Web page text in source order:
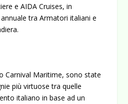
e AIDA Cruises, in
tra Armatori italiani e
Carnival Maritime, sono state
più virtuose tra quelle
italiano in base ad un